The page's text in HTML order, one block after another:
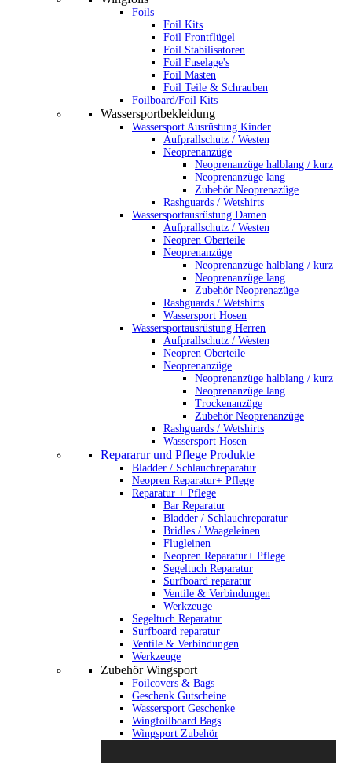
Foils
Foil Kits
Foil Frontflügel
Foil Stabilisatoren
Foil Fuselage's
Foil Masten
Foil Teile & Schrauben
Foilboard/Foil Kits
Wassersportbekleidung
Wassersport Ausrüstung Kinder
Aufprallschutz / Westen
Neoprenanzüge
Neoprenanzüge halblang / kurz
Neoprenanzüge lang
Zubehör Neoprenazüge
Rashguards / Wetshirts
Wassersportausrüstung Damen
Aufprallschutz / Westen
Neopren Oberteile
Neoprenanzüge
Neoprenanzüge halblang / kurz
Neoprenanzüge lang
Zubehör Neoprenazüge
Rashguards / Wetshirts
Wassersport Hosen
Wassersportausrüstung Herren
Aufprallschutz / Westen
Neopren Oberteile
Neoprenanzüge
Neoprenanzüge halblang / kurz
Neoprenanzüge lang
Trockenanzüge
Zubehör Neoprenanzüge
Rashguards / Wetshirts
Wassersport Hosen
Repararur und Pflege Produkte
Bladder / Schlauchreparatur
Neopren Reparatur+ Pflege
Reparatur + Pflege
Bar Reparatur
Bladder / Schlauchreparatur
Bridles / Waageleinen
Flugleinen
Neopren Reparatur+ Pflege
Segeltuch Reparatur
Surfboard reparatur
Ventile & Verbindungen
Werkzeuge
Segeltuch Reparatur
Surfboard reparatur
Ventile & Verbindungen
Werkzeuge
Zubehör Wingsport
Foilcovers & Bags
Geschenk Gutscheine
Wassersport Geschenke
Wingfoilboard Bags
Wingsport Zubehör